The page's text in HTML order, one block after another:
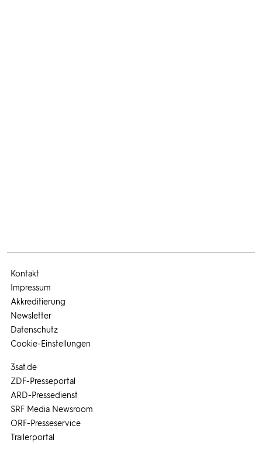
3sat.de
ZDF-Presseportal
ARD-Pressedienst
SRF Media Newsroom
ORF-Presseservice
Trailerportal
Kontakt
Impressum
Akkreditierung
Newsletter
Datenschutz
Cookie-Einstellungen